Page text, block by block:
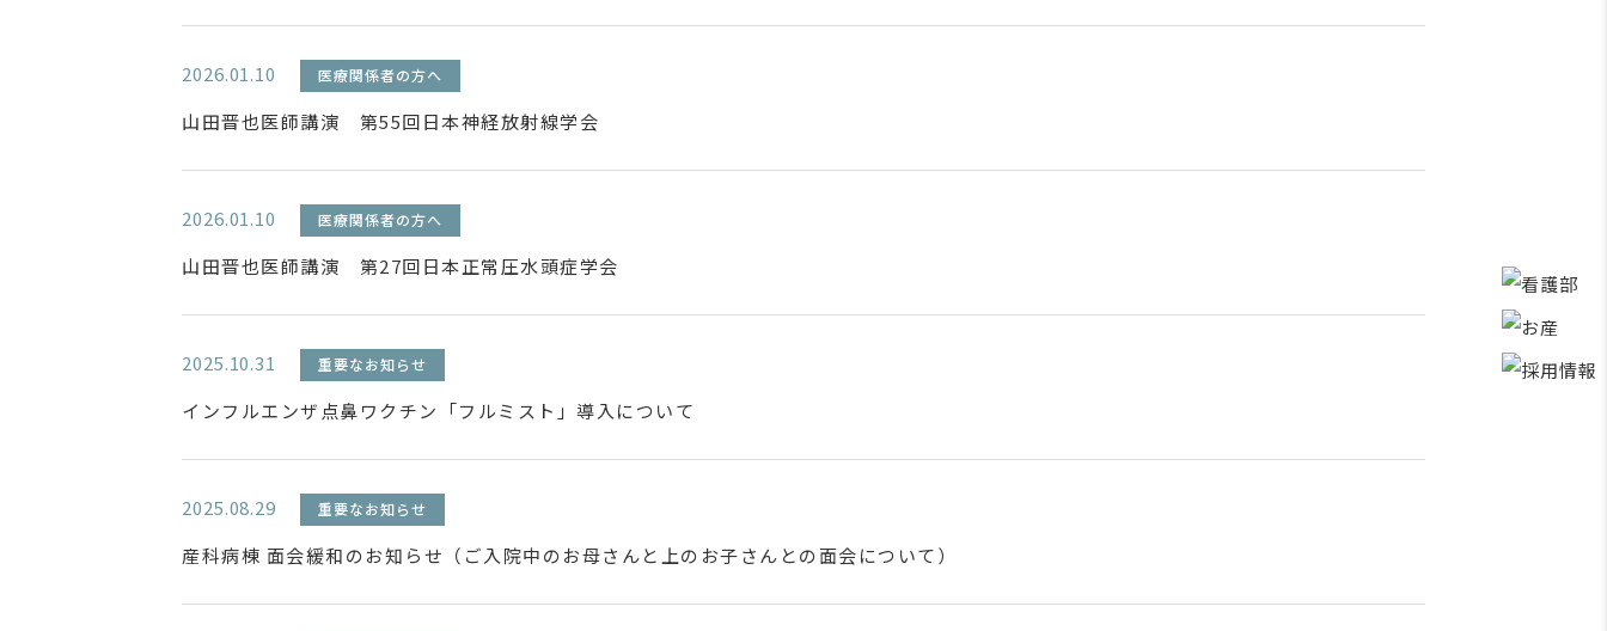
2026.01.10 医療関係者の方へ
山田晋也医師講演 第55回日本神経放射線学会
2026.01.10 医療関係者の方へ
山田晋也医師講演 第27回日本正常圧水頭症学会
2025.10.31 重要なお知らせ
インフルエンザ点鼻ワクチン「フルミスト」導入について
2025.08.29 重要なお知らせ
産科病棟 面会緩和のお知らせ（ご入院中のお母さんと上のお子さんとの面会について）